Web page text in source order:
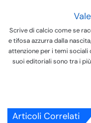
Scrive di calcio come se
e tifosa azzurra dalla
attenzione per i temi sociali
suoi editoriali sono tra i
Articoli Correlati